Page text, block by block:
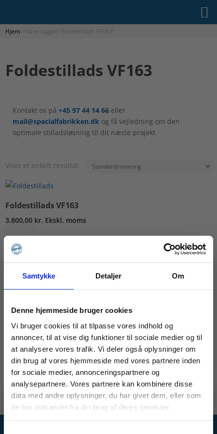
Samtykke Detaljer Om
Denne hjemmeside bruger cookies
Vi bruger cookies til at tilpasse vores indhold og
annoncer, til at vise dig funktioner til sociale medier og til
at analysere vores trafik. Vi deler også oplysninger om
din brug af vores hjemmeside med vores partnere inden
for sociale medier, annonceringspartnere og
analysepartnere. Vores partnere kan kombinere disse
data med andre oplysninger, du har givet dem, eller som
de har indsamlet fra din brug af deres tjenester.
Hjem/ Varer tagged “Foldestillads VF163”
Foldestillads VF163
Kontakt os på+45 97 44 14 66 eller
mail@specialfabrikken.dk og få vejledning om den
optimale stilladsløsning til dit næste projekt.
Viser et enkelt resultat
Foldestillads VF163
3.800,00 kr. Ekskl. moms
VF163
antal
Læg i kurv
🚧 En idé, en udfordring, en